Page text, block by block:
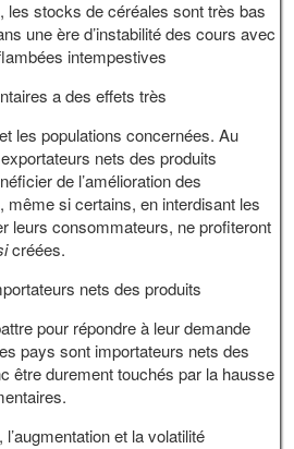
les stocks de céréales sont très bas
une ère d’instabilité des cours avec
intempestives
a des effets très
les populations concernées. Au
nets des produits
de l’amélioration des
si certains, en interdisant les
leurs consommateurs, ne profiteront
créées.
nets des produits
pour répondre à leur demande
pays sont importateurs nets des
être durement touchés par la hausse
et la volatilité